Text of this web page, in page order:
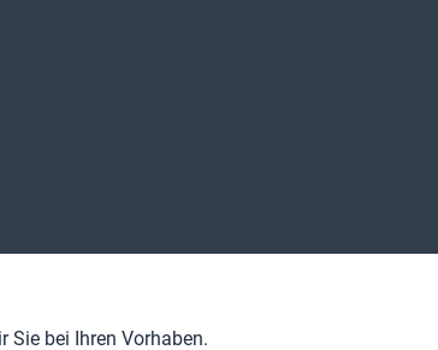
Sie bei Ihren Vorhaben.